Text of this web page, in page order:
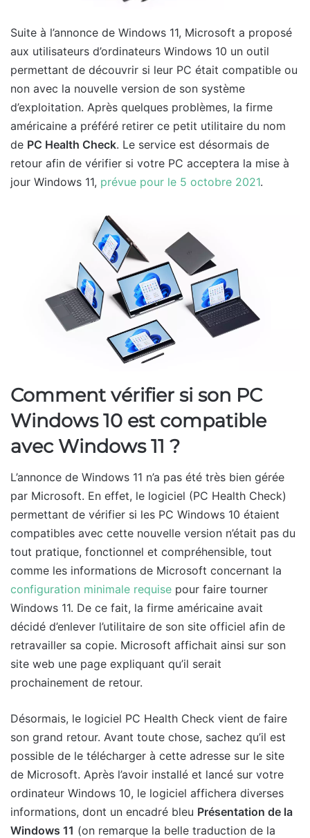
Suite à l’annonce de Windows 11, Microsoft a proposé
aux utilisateurs d’ordinateurs Windows 10 un outil
permettant de découvrir si leur PC était compatible ou
non avec la nouvelle version de son système
d’exploitation. Après quelques problèmes, la firme
américaine a préféré retirer ce petit utilitaire du nom
de PC Health Check. Le service est désormais de
retour afin de vérifier si votre PC acceptera la mise à
jour Windows 11, prévue pour le 5 octobre 2021.
Comment vérifier si son PC
Windows 10 est compatible
avec Windows 11 ?
L’annonce de Windows 11 n’a pas été très bien gérée
par Microsoft. En effet, le logiciel (PC Health Check)
permettant de vérifier si les PC Windows 10 étaient
compatibles avec cette nouvelle version n’était pas du
tout pratique, fonctionnel et compréhensible, tout
comme les informations de Microsoft concernant la
configuration minimale requise pour faire tourner
Windows 11. De ce fait, la firme américaine avait
décidé d’enlever l’utilitaire de son site officiel afin de
retravailler sa copie. Microsoft affichait ainsi sur son
site web une page expliquant qu’il serait
prochainement de retour.
Désormais, le logiciel PC Health Check vient de faire
son grand retour. Avant toute chose, sachez qu’il est
possible de le télécharger à cette adresse sur le site
de Microsoft. Après l’avoir installé et lancé sur votre
ordinateur Windows 10, le logiciel affichera diverses
informations, dont un encadré bleu Présentation de la
Windows 11 (on remarque la belle traduction de la